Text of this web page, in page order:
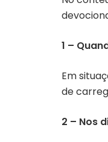
1 –
Em
de
2 – Nos